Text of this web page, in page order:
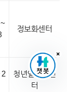
정보화센터
2
청년일자리센
터